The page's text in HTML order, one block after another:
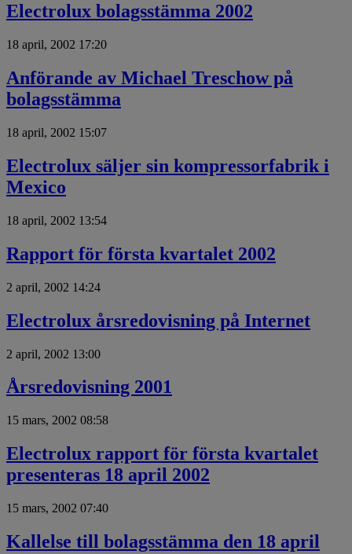
Electrolux bolagsstämma 2002
18 april, 2002 17:20
Anförande av Michael Treschow på
bolagsstämma
18 april, 2002 15:07
Electrolux säljer sin kompressorfabrik i
Mexico
18 april, 2002 13:54
Rapport för första kvartalet 2002
2 april, 2002 14:24
Electrolux årsredovisning på Internet
2 april, 2002 13:00
Årsredovisning 2001
15 mars, 2002 08:58
Electrolux rapport för första kvartalet
presenteras 18 april 2002
15 mars, 2002 07:40
Kallelse till bolagsstämma den 18 april